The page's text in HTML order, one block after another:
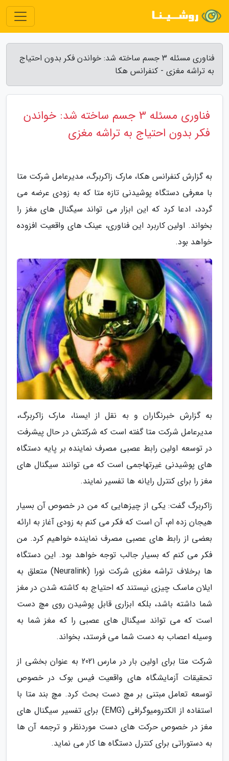
فناوری مسئله 3 جسم ساخته شد: خواندن فکر بدون احتیاج
به تراشه مغزی - کنفرانس هکا
فناوری مسئله 3 جسم ساخته شد: خواندن
فکر بدون احتیاج به تراشه مغزی
به گزارش کنفرانس هکا، مارک زاکربرگ، مدیرعامل شرکت متا
با معرفی دستگاه پوشیدنی تازه متا که به زودی عرضه می
گردد، ادعا کرد که این ابزار می تواند سیگنال های مغز را
بخواند. اولین کاربرد این فناوری، عینک های واقعیت افزوده
خواهد بود.
به گزارش خبرنگاران و به نقل از ایسنا، مارک زاکربرگ،
مدیرعامل شرکت متا گفته است که شرکتش در حال پیشرفت
در توسعه اولین رابط عصبی مصرف نماینده بر پایه دستگاه
های پوشیدنی غیرتهاجمی است که می توانند سیگنال های
مغز را برای کنترل رایانه ها تفسیر نمایند.
زاکربرگ گفت: یکی از چیزهایی که من در خصوص آن بسیار
هیجان زده ام، آن است که فکر می کنم به زودی آغاز به ارائه
بعضی از رابط های عصبی مصرف نماینده خواهیم کرد. من
فکر می کنم که بسیار جالب توجه خواهد بود. این دستگاه
ها برخلاف تراشه مغزی شرکت نورا (Neuralink) متعلق به
ایلان ماسک چیزی نیستند که احتیاج به کاشته شدن در مغز
شما داشته باشد، بلکه ابزاری قابل پوشیدن روی مچ دست
است که می تواند سیگنال های عصبی را که مغز شما به
وسیله اعصاب به دست شما می فرستد، بخواند.
شرکت متا برای اولین بار در مارس 2021 به عنوان بخشی از
تحقیقات آزمایشگاه های واقعیت فیس بوک در خصوص
توسعه تعامل مبتنی بر مچ دست بحث کرد. مچ بند متا با
استفاده از الکترومیوگرافی (EMG) برای تفسیر سیگنال های
مغز در خصوص حرکت های دست موردنظر و ترجمه آن ها
به دستوراتی برای کنترل دستگاه ها کار می نماید.